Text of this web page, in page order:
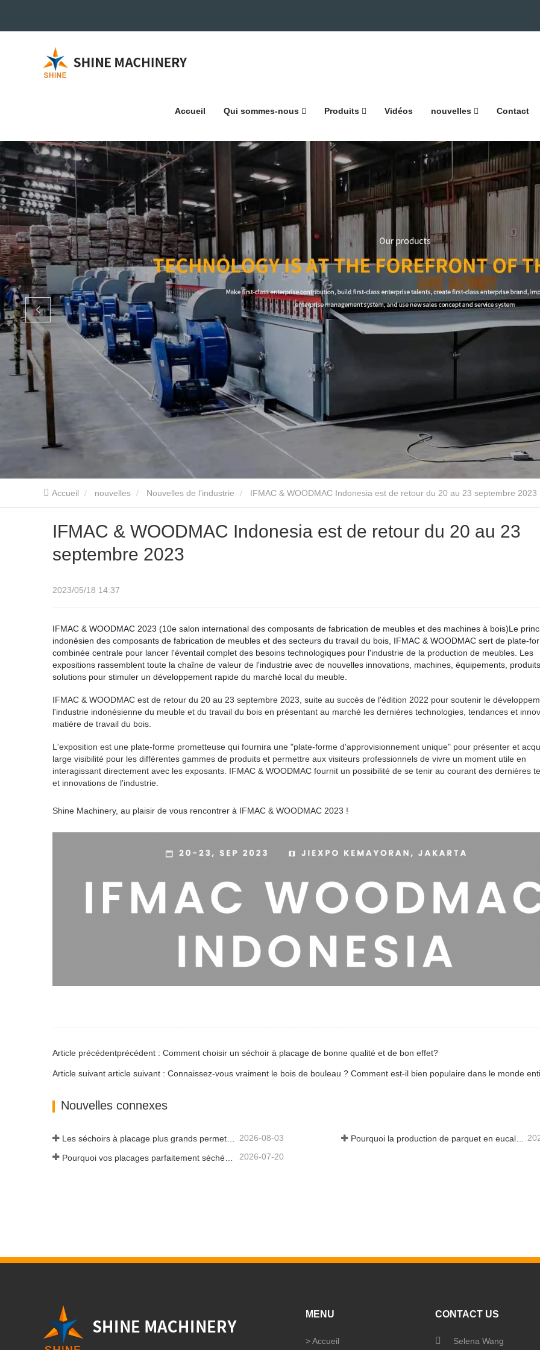
Accueil Qui sommes-nous Produits Vidéos nouvelles Contact
Accueil nouvelles Nouvelles de l’industrie IFMAC & WOODMAC Indonesia est de retour du 20 au 23 septembre 2023
IFMAC & WOODMAC Indonesia est de retour du 20 au 23
septembre 2023
2023/05/18 14:37
IFMAC & WOODMAC 2023 (10e salon international des composants de fabrication de meubles et des machines à bois)Le
indonésien des composants de fabrication de meubles et des secteurs du travail du bois, IFMAC & WOODMAC sert de plate-
combinée centrale pour lancer l'éventail complet des besoins technologiques pour l'industrie de la production de meubles. Les
expositions rassemblent toute la chaîne de valeur de l'industrie avec de nouvelles innovations, machines, équipements,
solutions pour stimuler un développement rapide du marché local du meuble.
IFMAC & WOODMAC est de retour du 20 au 23 septembre 2023, suite au succès de l'édition 2022 pour soutenir le
l'industrie indonésienne du meuble et du travail du bois en présentant au marché les dernières technologies, tendances et
matière de travail du bois.
L'exposition est une plate-forme prometteuse qui fournira une "plate-forme d'approvisionnement unique" pour présenter et
large visibilité pour les différentes gammes de produits et permettre aux visiteurs professionnels de vivre un moment utile en
interagissant directement avec les exposants. IFMAC & WOODMAC fournit un possibilité de se tenir au courant des dernières
et innovations de l'industrie.
Shine Machinery, au plaisir de vous rencontrer à IFMAC & WOODMAC 2023 !
Article précédentprécédent : Comment choisir un séchoir à placage de bonne qualité et de bon effet?
Article suivant article suivant : Connaissez-vous vraiment le bois de bouleau ? Comment est-il bien populaire dans le monde
Nouvelles connexes
Les séchoirs à placage plus grands permettent-ils vraiment d'économiser de l'argent ? 2026-08-03 Pourquoi la production de parquet en eucalyptus a-t-elle besoin d'un séchoir à placages ?
2026-07-20
MENU
>Accueil
CONTACT US
Selena Wang